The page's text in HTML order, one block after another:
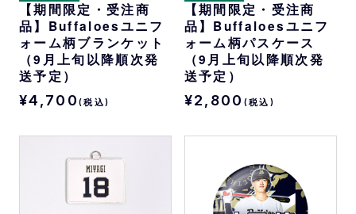
【期間限定・受注商
品】Buffaloesユニフ
ォーム柄ブランケット
（9月上旬以降順次発
送予定）
¥4,700 (税込)
【期間限定・受注商
品】Buffaloesユニフ
ォーム柄パスケース
（9月上旬以降順次発
送予定）
¥2,800 (税込)